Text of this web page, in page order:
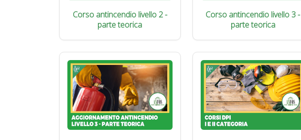
Corso antincendio livello 2 -
parte teorica
Corso antincendio livello 3 -
parte teorica